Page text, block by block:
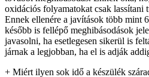
oxidációs folyamatokat csak lassítani
Ennek ellenére a javítások több mint
később is fellépő meghibásodások
javasolni, ha esetlegesen sikerül is
járnak a legjobban, ha el is adják
+ Miért ilyen sok idő a készülék